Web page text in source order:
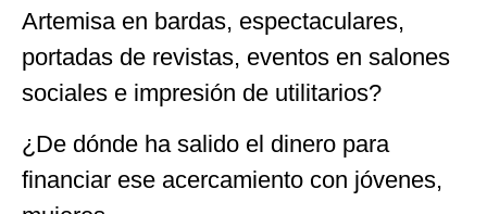
Artemisa en bardas, espectaculares,
portadas de revistas, eventos en salones
sociales e impresión de utilitarios?
¿De dónde ha salido el dinero para
financiar ese acercamiento con jóvenes,